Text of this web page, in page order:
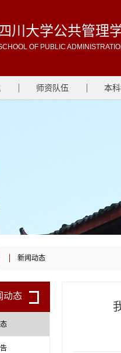
四川大学公共管理
OF PUBLIC
师资队伍 本
新闻动态
动态